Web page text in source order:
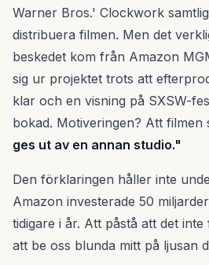
Warner Bros.' Clockwork
distribuera filmen. Men det
beskedet kom från Amazon
sig ur projektet trots att
klar och en visning på SXSW-
bokad. Motiveringen? Att filmen
ges ut av en annan studio."
Den förklaringen håller inte
Amazon investerade 50
tidigare i år. Att påstå att det
att be oss blunda mitt på ljusan